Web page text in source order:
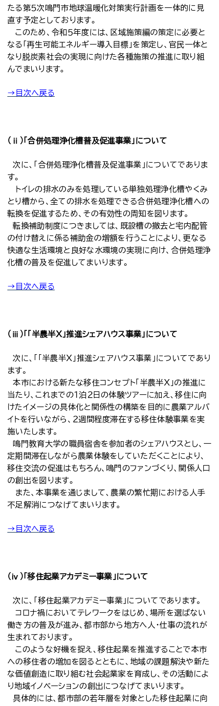
たる第５次鳴門市地球温暖化対策実行計画を一体的に見
直す予定としております。
このため、令和５年度には、区域施策編の策定に必要と
なる「再生可能エネルギー導入目標」を策定し、官民一体と
なり脱炭素社会の実現に向けた各種施策の推進に取り組
んでまいります。
→目次へ戻る
（ⅱ）「合併処理浄化槽普及促進事業」について
次に、「合併処理浄化槽普及促進事業」についてでありま
す。
トイレの排水のみを処理している単独処理浄化槽やくみ
とり槽から、全ての排水を処理できる合併処理浄化槽への
転換を促進するため、その有効性の周知を図ります。
転換補助制度につきましては、既設槽の撤去と宅内配管
の付け替えに係る補助金の増額を行うことにより、更なる
快適な生活環境と良好な水環境の実現に向け、合併処理浄
化槽の普及を促進してまいります。
→目次へ戻る
（ⅲ）「「半農半Ｘ」推進シェアハウス事業」について
次に、「「半農半Ｘ」推進シェアハウス事業」についてであり
ます。
本市における新たな移住コンセプト「半農半Ｘ」の推進に
当たり、これまでの１泊２日の体験ツアーに加え、移住に向
けたイメージの具体化と関係性の構築を目的に農業アルバ
イトを行いながら、２週間程度滞在する移住体験事業を実
施いたします。
鳴門教育大学の職員宿舎を参加者のシェアハウスとし、一
定期間滞在しながら農業体験をしていただくことにより、
移住交流の促進はもちろん、鳴門のファンづくり、関係人口
の創出を図ります。
また、本事業を通じまして、農業の繁忙期における人手
不足解消につなげてまいります。
→目次へ戻る
（ⅳ）「移住起業アカデミー事業」について
次に、「移住起業アカデミー事業」についてであります。
コロナ禍においてテレワークをはじめ、場所を選ばない
働き方の普及が進み、都市部から地方へ人・仕事の流れが
生まれております。
このような好機を捉え、移住起業を推進することで本市
への移住者の増加を図るとともに、地域の課題解決や新た
な価値創造に取り組む社会起業家を育成し、その活動によ
り地域イノベーションの創出につなげてまいります。
具体的には、都市部の若年層を対象とした移住起業に向